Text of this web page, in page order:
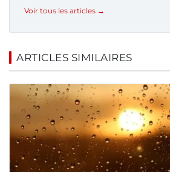
Voir tous les articles →
ARTICLES SIMILAIRES